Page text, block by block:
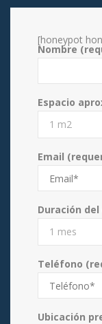
[honeypot
Nombre
Espacio
1 m2
Email
Duración
1 mes
Teléfono
Ubicación